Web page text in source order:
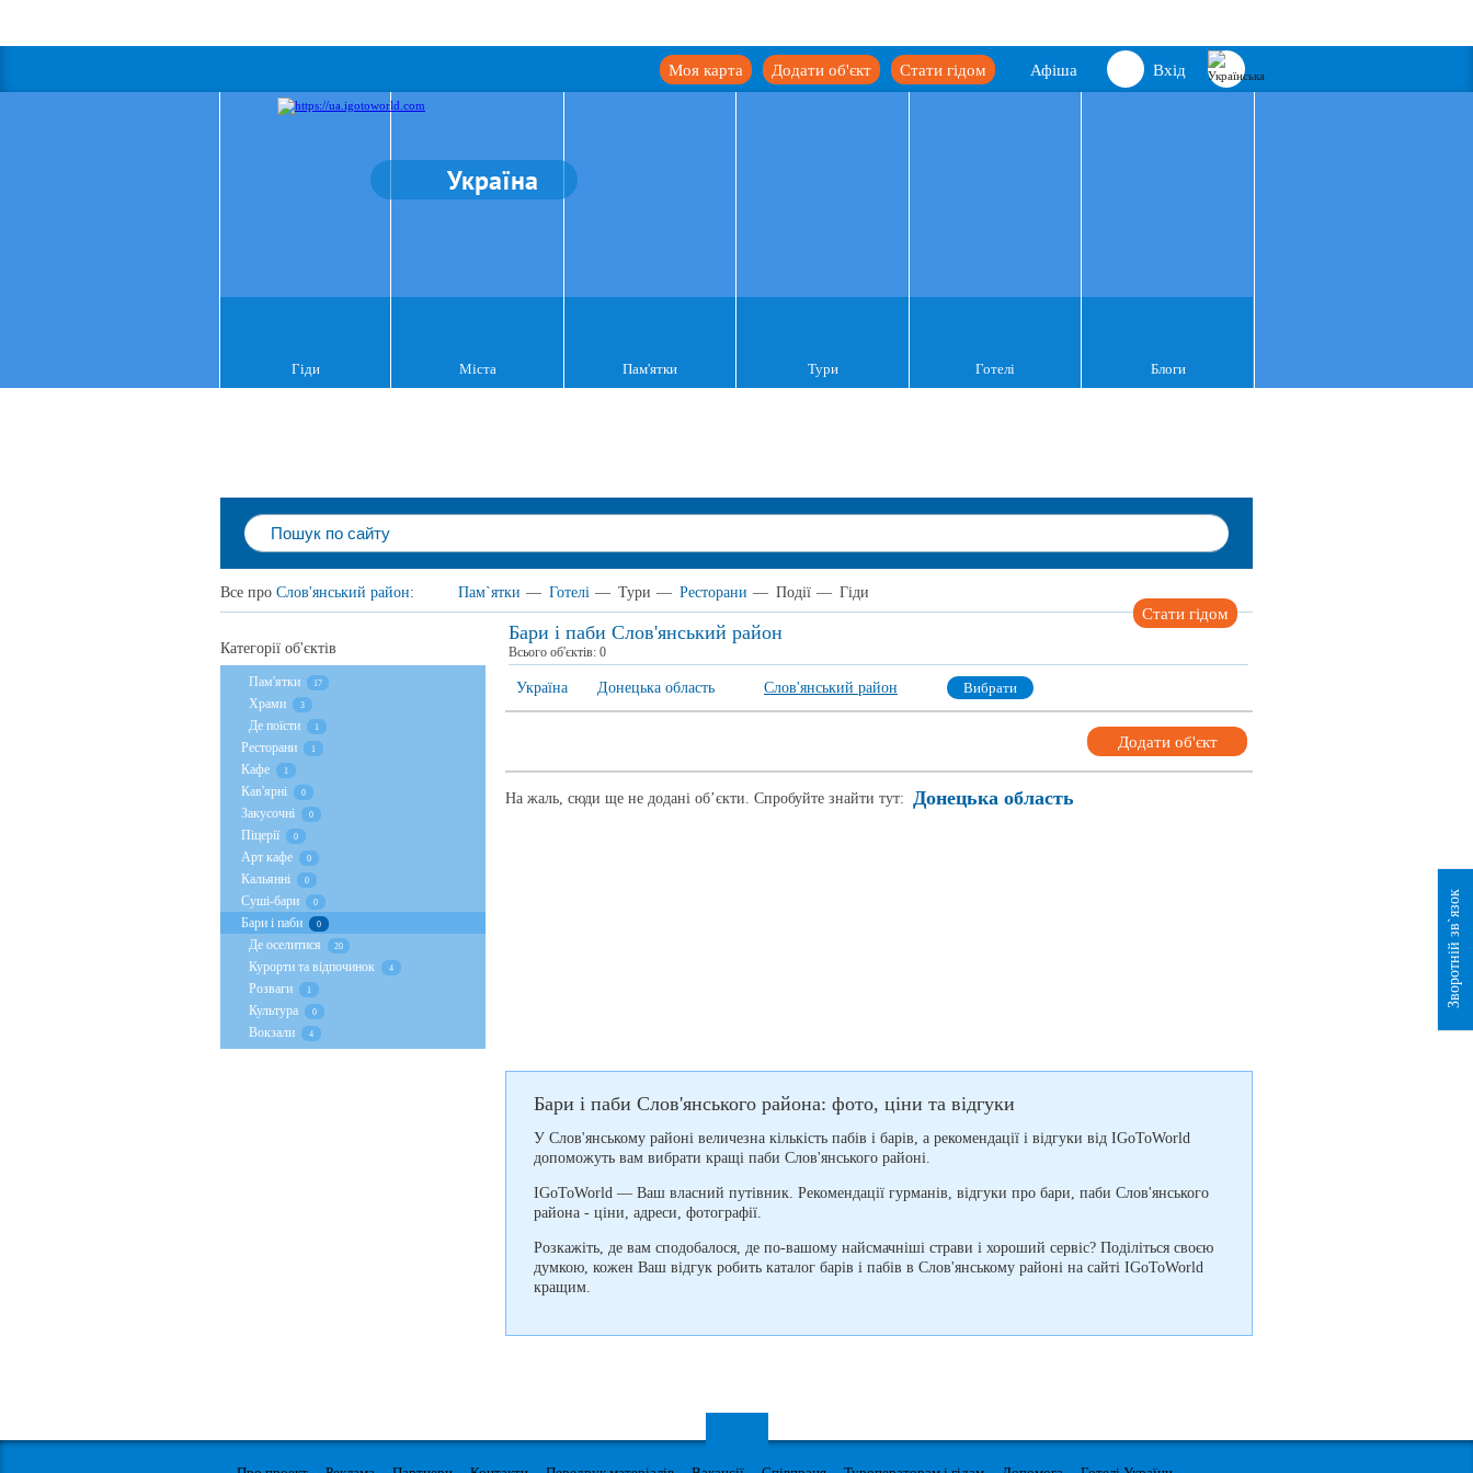
Вхід
Афіша
Стати гідом
Додати об'єкт
Моя карта
Україна
Гіди Міста Пам'ятки Тури Готелі Блоги
Все про Слов'янський район: Пам`ятки — Готелі — Тури — Ресторани — Події — Гіди
Бари і паби Слов'янський район
Стати гідом
Всього об'єктів: 0
Україна Донецька область Слов'янський район Вибрати
Додати об'єкт
На жаль, сюди ще не додані об’єкти. Спробуйте знайти тут: Донецька область
Бари і паби Слов'янського района: фото, ціни та відгуки
У Слов'янському районі величезна кількість пабів і барів, а рекомендації і відгуки від IGoToWorld
допоможуть вам вибрати кращі паби Слов'янського районі.
IGoToWorld — Ваш власний путівник. Рекомендації гурманів, відгуки про бари, паби Слов'янського
района - ціни, адреси, фотографії.
Розкажіть, де вам сподобалося, де по-вашому найсмачніші страви і хороший сервіс? Поділіться своєю
думкою, кожен Ваш відгук робить каталог барів і пабів в Слов'янському районі на сайті IGoToWorld
кращим.
Категорії об'єктів
Пам'ятки 17
Храми 3
Де поїсти 1
Ресторани 1
Кафе 1
Кав'ярні 0
Закусочні 0
Піцерії 0
Арт кафе 0
Кальянні 0
Суші-бари 0
Бари і паби 0
Де оселитися 20
Курорти та відпочинок 4
Розваги 1
Культура 0
Вокзали 4
Зворотній зв`язок